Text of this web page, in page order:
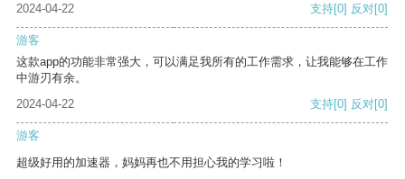
2024-04-22 支持[0] 反对[0]
游客
这款app的功能非常强大，可以满足我所有的工作需求，让我能够在工作
中游刃有余。
2024-04-22
支持[0] 反对[0]
游客
超级好用的加速器，妈妈再也不用担心我的学习啦！